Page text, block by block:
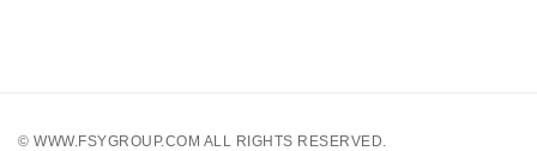
© WWW.FSYGROUP.COM ALL RIGHTS RESERVED.